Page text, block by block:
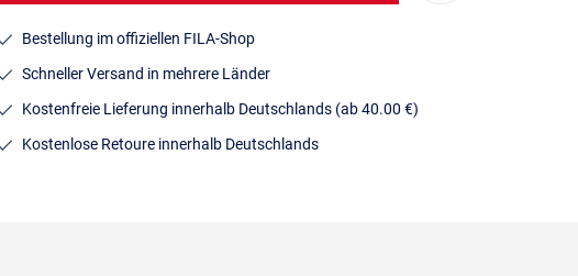
Bestellung im offiziellen FILA-Shop
Schneller Versand in mehrere Länder
Kostenfreie Lieferung innerhalb Deutschlands (ab 40.00 €)
Kostenlose Retoure innerhalb Deutschlands